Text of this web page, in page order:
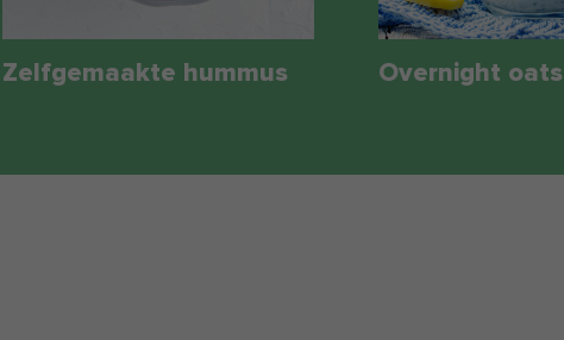
Zelfgemaakte hummus Overnight oats